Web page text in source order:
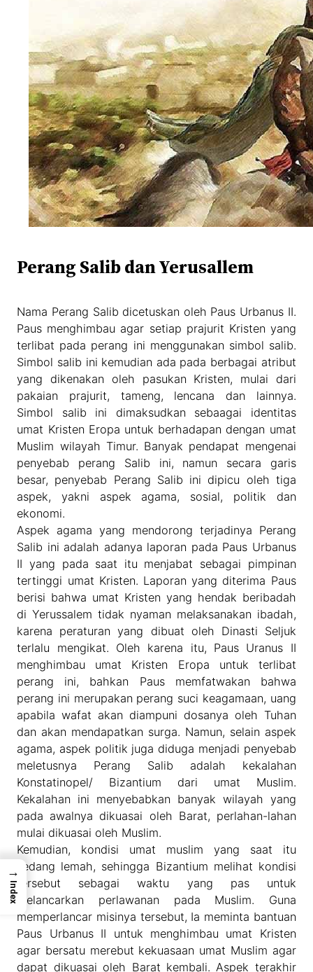
Perang Salib dan Yerusallem
Nama Perang Salib dicetuskan oleh Paus Urbanus II.
Paus menghimbau agar setiap prajurit Kristen yang
terlibat pada perang ini menggunakan simbol salib.
Simbol salib ini kemudian ada pada berbagai atribut
yang dikenakan oleh pasukan Kristen, mulai dari
pakaian prajurit, tameng, lencana dan lainnya.
Simbol salib ini dimaksudkan sebaagai identitas
umat Kristen Eropa untuk berhadapan dengan umat
Muslim wilayah Timur. Banyak pendapat mengenai
penyebab perang Salib ini, namun secara garis
besar, penyebab Perang Salib ini dipicu oleh tiga
aspek, yakni aspek agama, sosial, politik dan
ekonomi.
Aspek agama yang mendorong terjadinya Perang
Salib ini adalah adanya laporan pada Paus Urbanus
II yang pada saat itu menjabat sebagai pimpinan
tertinggi umat Kristen. Laporan yang diterima Paus
berisi bahwa umat Kristen yang hendak beribadah
di Yerussalem tidak nyaman melaksanakan ibadah,
karena peraturan yang dibuat oleh Dinasti Seljuk
terlalu mengikat. Oleh karena itu, Paus Uranus II
menghimbau umat Kristen Eropa untuk terlibat
perang ini, bahkan Paus memfatwakan bahwa
perang ini merupakan perang suci keagamaan, uang
apabila wafat akan diampuni dosanya oleh Tuhan
dan akan mendapatkan surga. Namun, selain aspek
agama, aspek politik juga diduga menjadi penyebab
meletusnya Perang Salib adalah kekalahan
Konstatinopel/ Bizantium dari umat Muslim.
Kekalahan ini menyebabkan banyak wilayah yang
pada awalnya dikuasai oleh Barat, perlahan-lahan
mulai dikuasai oleh Muslim.
Kemudian, kondisi umat muslim yang saat itu
sedang lemah, sehingga Bizantium melihat kondisi
tersebut sebagai waktu yang pas untuk
melancarkan perlawanan pada Muslim. Guna
memperlancar misinya tersebut, Ia meminta bantuan
Paus Urbanus II untuk menghimbau umat Kristen
agar bersatu merebut kekuasaan umat Muslim agar
dapat dikuasai oleh Barat kembali. Aspek terakhir
→
Index